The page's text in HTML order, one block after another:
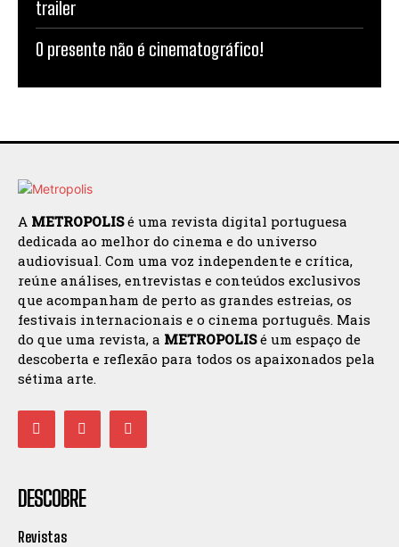
trailer
O presente não é cinematográfico!
A METROPOLISé uma revista digital portuguesa
dedicada ao melhor do cinema e do universo
audiovisual. Com uma voz independente e crítica,
reúne análises, entrevistas e conteúdos exclusivos
que acompanham de perto as grandes estreias, os
festivais internacionais e o cinema português. Mais
do que uma revista, a METROPOLISé um espaço de
descoberta e reflexão para todos os apaixonados pela
sétima arte.
DESCOBRE
Revistas